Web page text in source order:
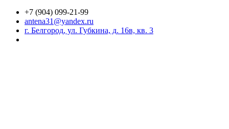
+7 (904) 099-21-99
antena31@yandex.ru
г. Белгород, ул. Губкина, д. 16в, кв. 3